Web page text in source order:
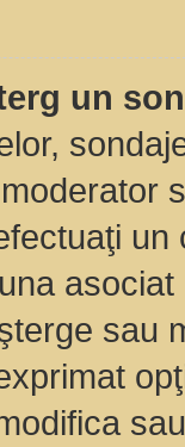
un
sau